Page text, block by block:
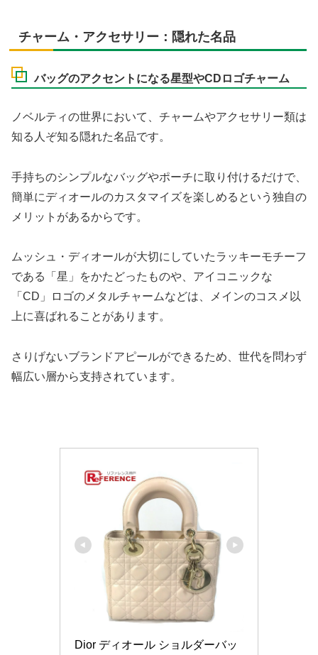
チャーム・アクセサリー：隠れた名品
バッグのアクセントになる星型やCDロゴチャーム
ノベルティの世界において、チャームやアクセサリー類は
知る人ぞ知る隠れた名品です。
手持ちのシンプルなバッグやポーチに取り付けるだけで、
簡単にディオールのカスタマイズを楽しめるという独自の
メリットがあるからです。
ムッシュ・ディオールが大切にしていたラッキーモチーフ
である「星」をかたどったものや、アイコニックな
「CD」ロゴのメタルチャームなどは、メインのコスメ以
上に喜ばれることがあります。
さりげないブランドアピールができるため、世代を問わず
幅広い層から支持されています。
Dior ディオール ショルダーバッ